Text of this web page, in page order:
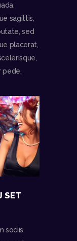
sagittis,
sed
placerat,
SET
sociis.